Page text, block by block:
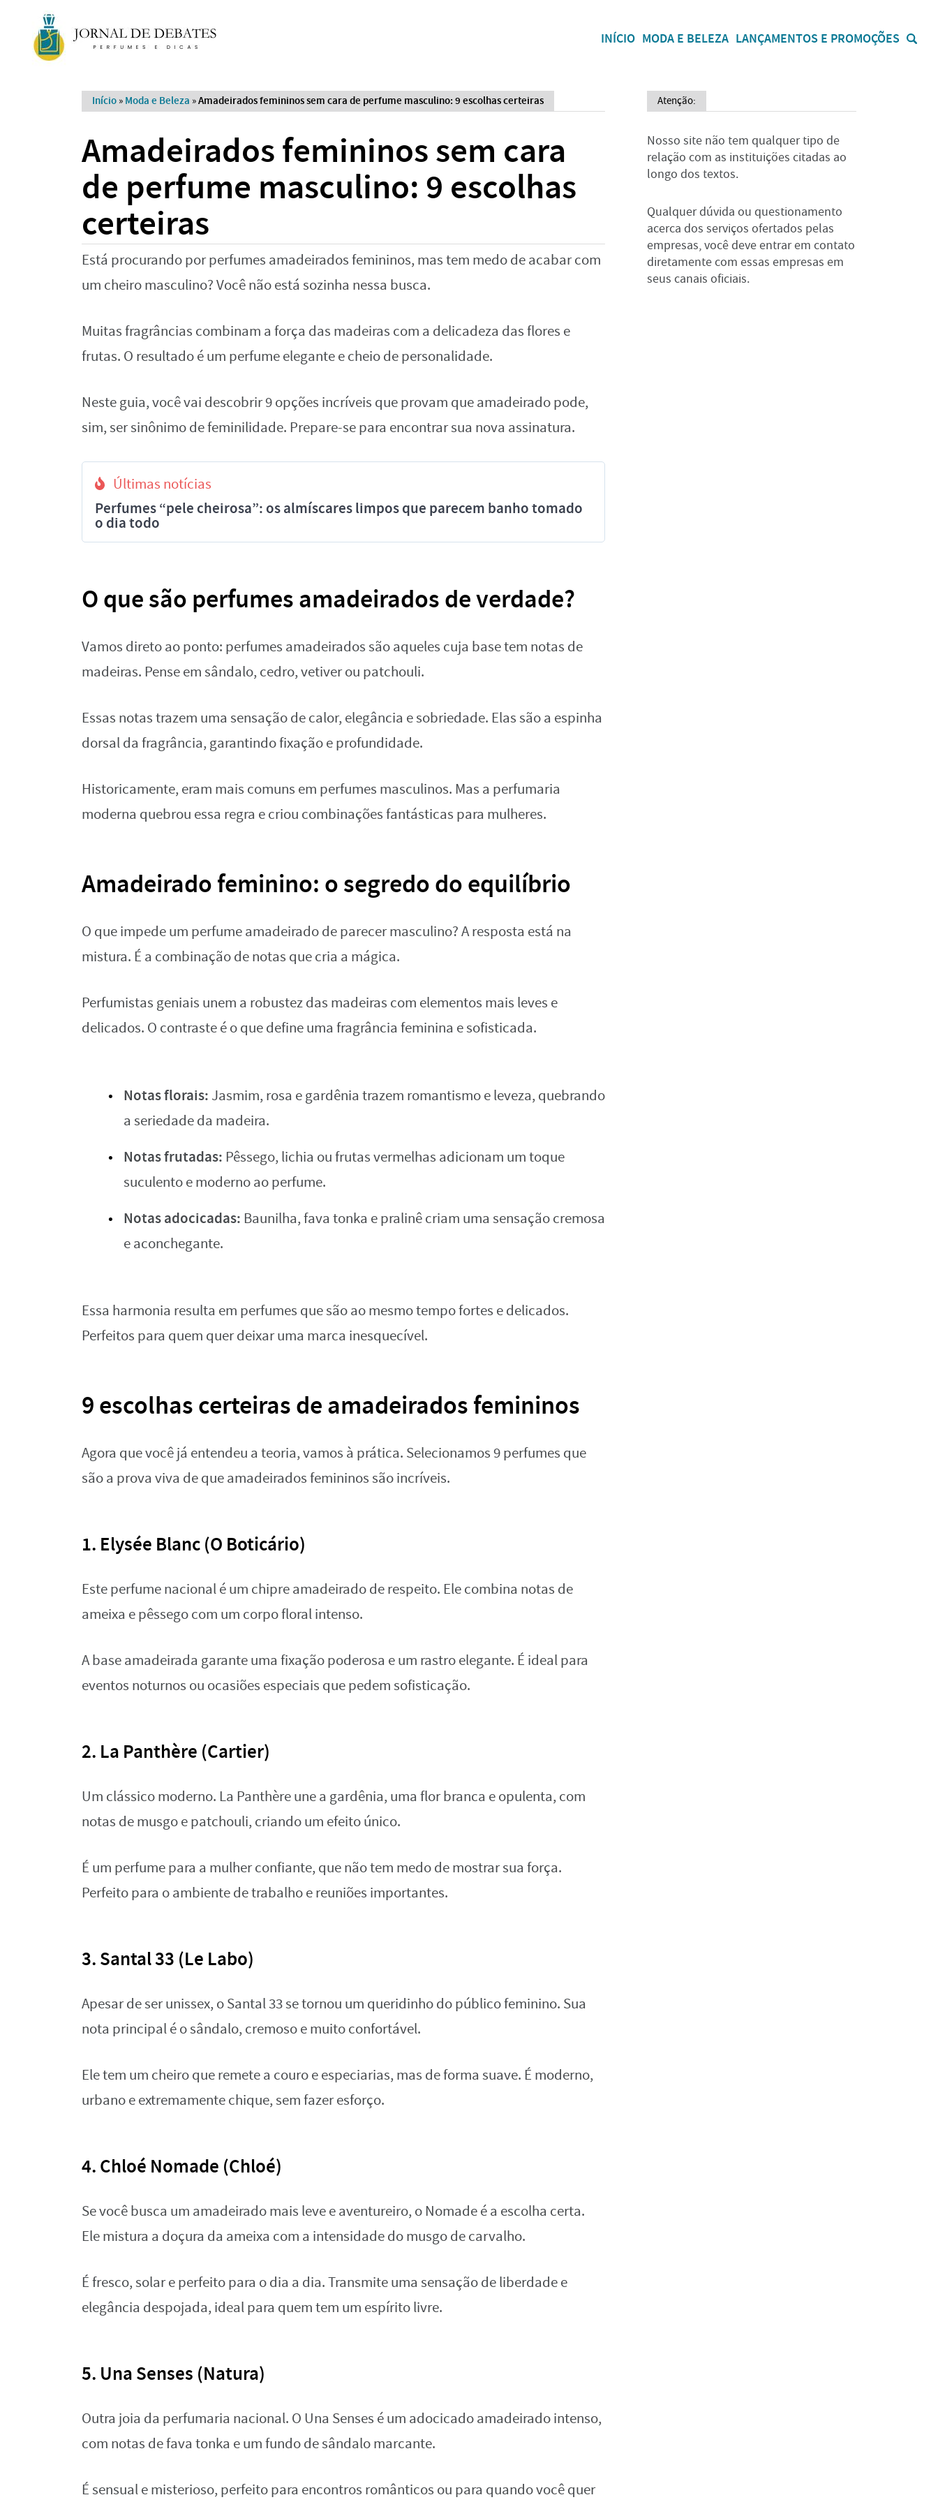
INÍCIO MODA E BELEZA LANÇAMENTOS E PROMOÇÕES
Início » Moda e Beleza »Amadeirados femininos sem cara de perfume masculino: 9 escolhas certeiras
Amadeirados femininos sem cara
de perfume masculino: 9 escolhas
certeiras
Está procurando por perfumes amadeirados femininos, mas tem medo de acabar com
um cheiro masculino? Você não está sozinha nessa busca.
Muitas fragrâncias combinam a força das madeiras com a delicadeza das flores e
frutas. O resultado é um perfume elegante e cheio de personalidade.
Neste guia, você vai descobrir 9 opções incríveis que provam que amadeirado pode,
sim, ser sinônimo de feminilidade. Prepare-se para encontrar sua nova assinatura.
Últimas notícias
Perfumes “pele cheirosa”: os almíscares limpos que parecem banho tomado
o dia todo
O que são perfumes amadeirados de verdade?
Vamos direto ao ponto: perfumes amadeirados são aqueles cuja base tem notas de
madeiras. Pense em sândalo, cedro, vetiver ou patchouli.
Essas notas trazem uma sensação de calor, elegância e sobriedade. Elas são a espinha
dorsal da fragrância, garantindo fixação e profundidade.
Historicamente, eram mais comuns em perfumes masculinos. Mas a perfumaria
moderna quebrou essa regra e criou combinações fantásticas para mulheres.
Amadeirado feminino: o segredo do equilíbrio
O que impede um perfume amadeirado de parecer masculino? A resposta está na
mistura. É a combinação de notas que cria a mágica.
Perfumistas geniais unem a robustez das madeiras com elementos mais leves e
delicados. O contraste é o que define uma fragrância feminina e sofisticada.
Notas florais: Jasmim, rosa e gardênia trazem romantismo e leveza, quebrando
a seriedade da madeira.
Notas frutadas: Pêssego, lichia ou frutas vermelhas adicionam um toque
suculento e moderno ao perfume.
Notas adocicadas: Baunilha, fava tonka e pralinê criam uma sensação cremosa
e aconchegante.
Essa harmonia resulta em perfumes que são ao mesmo tempo fortes e delicados.
Perfeitos para quem quer deixar uma marca inesquecível.
9 escolhas certeiras de amadeirados femininos
Agora que você já entendeu a teoria, vamos à prática. Selecionamos 9 perfumes que
são a prova viva de que amadeirados femininos são incríveis.
1. Elysée Blanc (O Boticário)
Este perfume nacional é um chipre amadeirado de respeito. Ele combina notas de
ameixa e pêssego com um corpo floral intenso.
A base amadeirada garante uma fixação poderosa e um rastro elegante. É ideal para
eventos noturnos ou ocasiões especiais que pedem sofisticação.
2. La Panthère (Cartier)
Um clássico moderno. La Panthère une a gardênia, uma flor branca e opulenta, com
notas de musgo e patchouli, criando um efeito único.
É um perfume para a mulher confiante, que não tem medo de mostrar sua força.
Perfeito para o ambiente de trabalho e reuniões importantes.
3. Santal 33 (Le Labo)
Apesar de ser unissex, o Santal 33 se tornou um queridinho do público feminino. Sua
nota principal é o sândalo, cremoso e muito confortável.
Ele tem um cheiro que remete a couro e especiarias, mas de forma suave. É moderno,
urbano e extremamente chique, sem fazer esforço.
4. Chloé Nomade (Chloé)
Se você busca um amadeirado mais leve e aventureiro, o Nomade é a escolha certa.
Ele mistura a doçura da ameixa com a intensidade do musgo de carvalho.
É fresco, solar e perfeito para o dia a dia. Transmite uma sensação de liberdade e
elegância despojada, ideal para quem tem um espírito livre.
5. Una Senses (Natura)
Outra joia da perfumaria nacional. O Una Senses é um adocicado amadeirado intenso,
com notas de fava tonka e um fundo de sândalo marcante.
É sensual e misterioso, perfeito para encontros românticos ou para quando você quer
Atenção:
Nosso site não tem qualquer tipo de
relação com as instituições citadas ao
longo dos textos.
Qualquer dúvida ou questionamento
acerca dos serviços ofertados pelas
empresas, você deve entrar em contato
diretamente com essas empresas em
seus canais oficiais.